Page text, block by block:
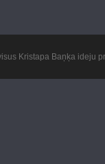
Kristapa Baņķa ideju